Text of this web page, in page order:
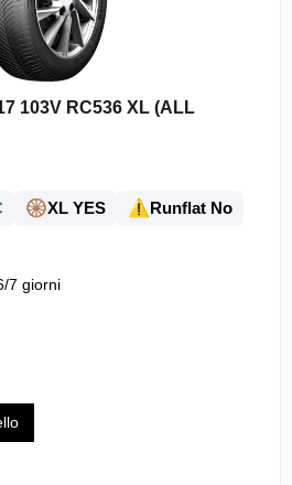
103V RC536 XL (ALL
🛞XL YES ⚠️Runflat No
7 giorni